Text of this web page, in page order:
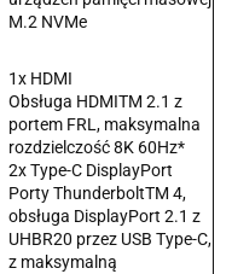
M.2 NVMe
1x HDMI
Obsługa HDMITM 2.1 z
portem FRL, maksymalna
rozdzielczość 8K 60Hz*
2x Type-C DisplayPort
Porty ThunderboltTM 4,
obsługa DisplayPort 2.1 z
UHBR20 przez USB Type-C,
z maksymalną